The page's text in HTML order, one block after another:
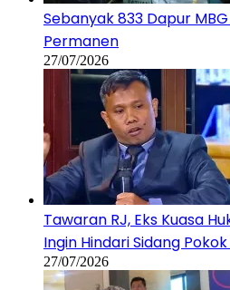
Sebanyak 833 Dapur
Permanen
27/07/2026
Tawaran RJ, Eks Kuasa
Ingin Hindari Sidang
27/07/2026